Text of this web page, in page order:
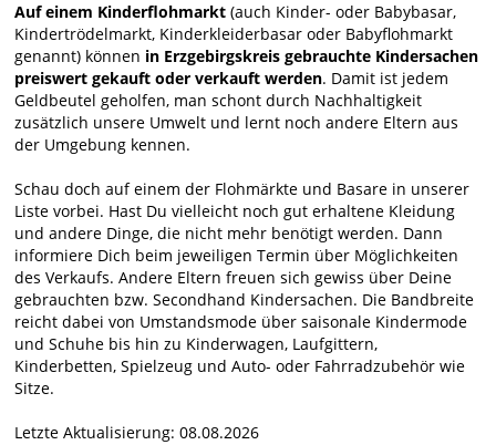
Auf einem Kinderflohmarkt (auch Kinder- oder Babybasar,
Kindertrödelmarkt, Kinderkleiderbasar oder Babyflohmarkt
genannt) können in Erzgebirgskreis gebrauchte Kindersachen
preiswert gekauft oder verkauft werden. Damit ist jedem
Geldbeutel geholfen, man schont durch Nachhaltigkeit
zusätzlich unsere Umwelt und lernt noch andere Eltern aus
der Umgebung kennen.
Schau doch auf einem der Flohmärkte und Basare in unserer
Liste vorbei. Hast Du vielleicht noch gut erhaltene Kleidung
und andere Dinge, die nicht mehr benötigt werden. Dann
informiere Dich beim jeweiligen Termin über Möglichkeiten
des Verkaufs. Andere Eltern freuen sich gewiss über Deine
gebrauchten bzw. Secondhand Kindersachen. Die Bandbreite
reicht dabei von Umstandsmode über saisonale Kindermode
und Schuhe bis hin zu Kinderwagen, Laufgittern,
Kinderbetten, Spielzeug und Auto- oder Fahrradzubehör wie
Sitze.
Letzte Aktualisierung: 08.08.2026